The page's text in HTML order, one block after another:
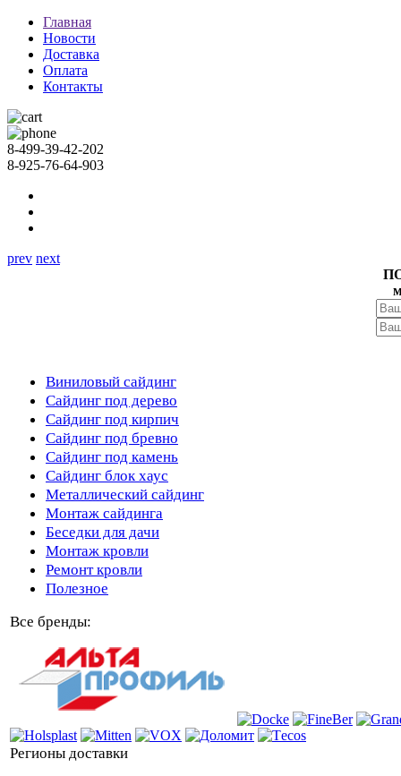
Главная
Новости
Доставка
Оплата
Контакты
8-499-39-42-202
8-925-76-64-903
prev next
Виниловый сайдинг
Сайдинг под дерево
Сайдинг под кирпич
Сайдинг под бревно
Сайдинг под камень
Cайдинг блок хаус
Металлический сайдинг
Монтаж сайдинга
Беседки для дачи
Монтаж кровли
Ремонт кровли
Полезное
Все бренды:
Регионы доставки